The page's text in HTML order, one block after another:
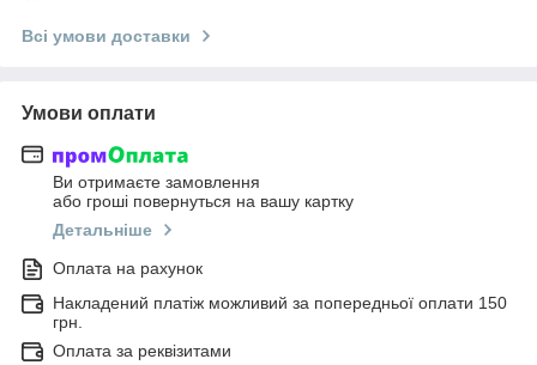
Всі умови доставки
Умови оплати
Ви отримаєте замовлення
або гроші повернуться на вашу картку
Детальніше
Оплата на рахунок
Накладений платіж можливий за попередньої оплати 150
грн.
Оплата за реквізитами